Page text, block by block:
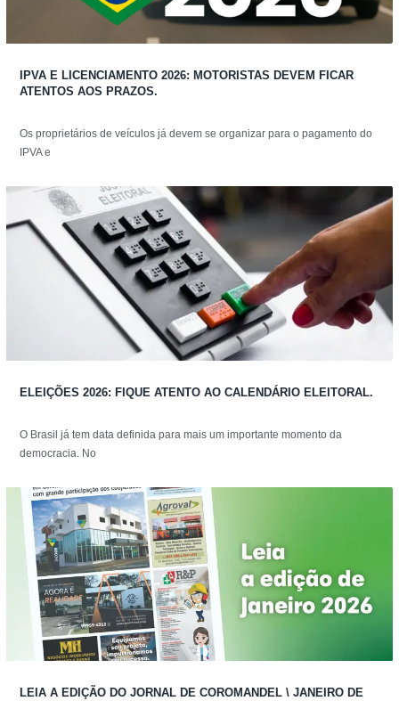
IPVA E LICENCIAMENTO 2026: MOTORISTAS DEVEM FICAR
ATENTOS AOS PRAZOS.
Os proprietários de veículos já devem se organizar para o pagamento do
IPVA e
ELEIÇÕES 2026: FIQUE ATENTO AO CALENDÁRIO ELEITORAL.
O Brasil já tem data definida para mais um importante momento da
democracia. No
LEIA A EDIÇÃO DO JORNAL DE COROMANDEL \ JANEIRO DE